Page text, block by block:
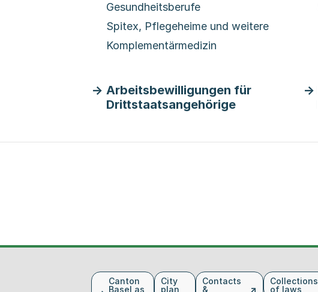
Gesundheitsberufe
Spitex, Pflegeheime und weitere
Komplementärmedizin
Arbeitsbewilligungen für
Drittstaatsangehörige
Canton
Basel as
City
plan
Contacts
&
Collections
of laws